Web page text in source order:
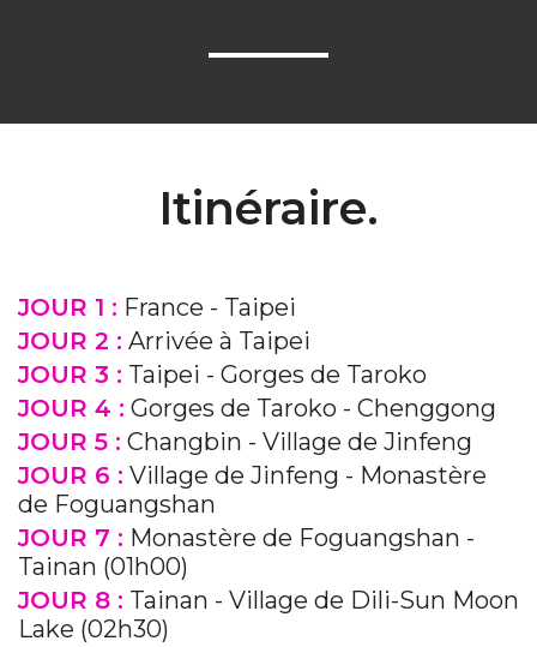
Itinéraire.
JOUR 1 : France - Taipei
JOUR 2 : Arrivée à Taipei
JOUR 3 : Taipei - Gorges de Taroko
JOUR 4 : Gorges de Taroko - Chenggong
JOUR 5 : Changbin - Village de Jinfeng
JOUR 6 : Village de Jinfeng - Monastère
de Foguangshan
JOUR 7 : Monastère de Foguangshan -
Tainan (01h00)
JOUR 8 : Tainan - Village de Dili-Sun Moon
Lake (02h30)